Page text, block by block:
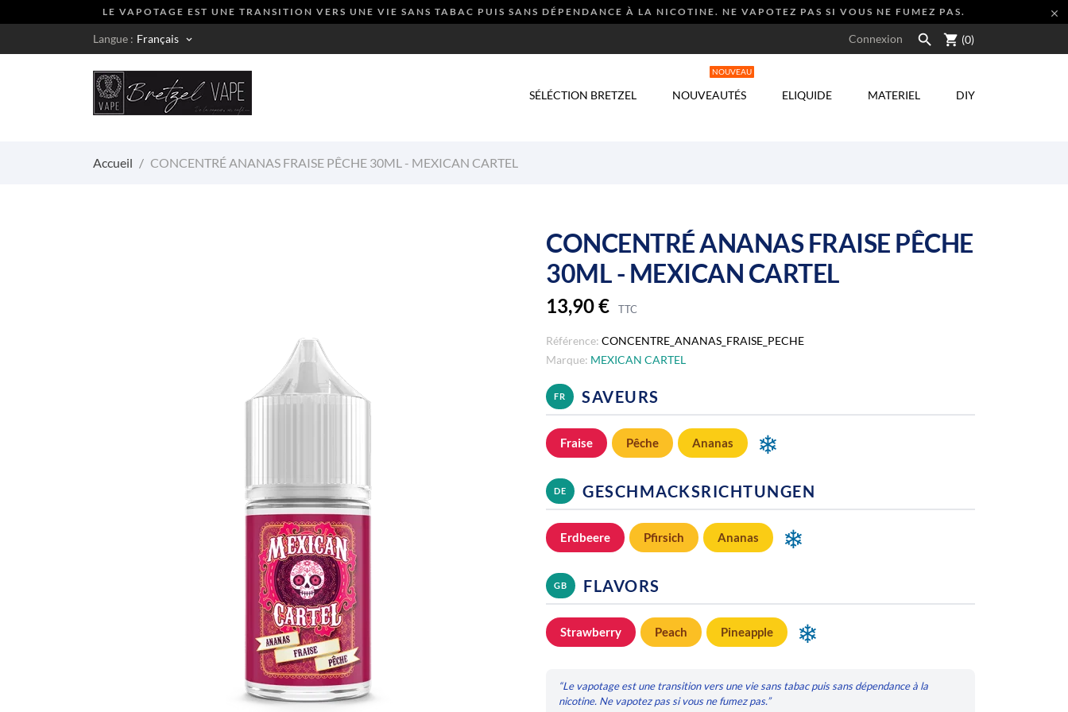
LE VAPOTAGE EST UNE TRANSITION VERS UNE VIE SANS TABAC PUIS SANS DÉPENDANCE À LA NICOTINE. NE VAPOTEZ PAS SI VOUS NE FUMEZ PAS. 
Langue : Français keyboard_arrow_down Connexion  shopping_cart (0)
SÉLÉCTION BRETZEL NOUVEAUTÉS
NOUVEAU
ELIQUIDE MATERIEL DIY
Accueil CONCENTRÉ ANANAS FRAISE PÊCHE 30ML - MEXICAN CARTEL
CONCENTRÉ ANANAS FRAISE PÊCHE
30ML - MEXICAN CARTEL
13,90 € TTC
Référence: CONCENTRE_ANANAS_FRAISE_PECHE
Marque: MEXICAN CARTEL
FR SAVEURS
Fraise Pêche Ananas ❄
DE GESCHMACKSRICHTUNGEN
Erdbeere Pfirsich Ananas ❄
GB FLAVORS
Strawberry Peach Pineapple ❄
“Le vapotage est une transition vers une vie sans tabac puis sans dépendance à la
nicotine. Ne vapotez pas si vous ne fumez pas.”